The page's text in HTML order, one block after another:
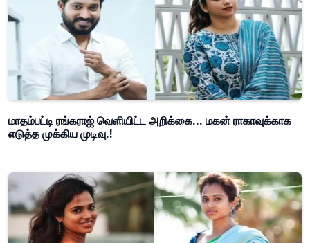
மாதம்பட்டி ரங்கராஜ் வெளியிட்ட அறிக்கை... மகன் ராகாவுக்காக
எடுத்த முக்கிய முடிவு.!